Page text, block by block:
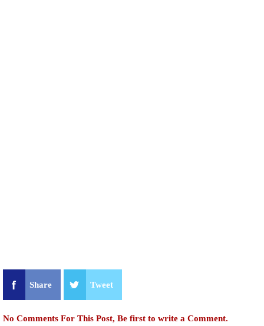
Share Tweet
No Comments For This Post, Be first to write a Comment.